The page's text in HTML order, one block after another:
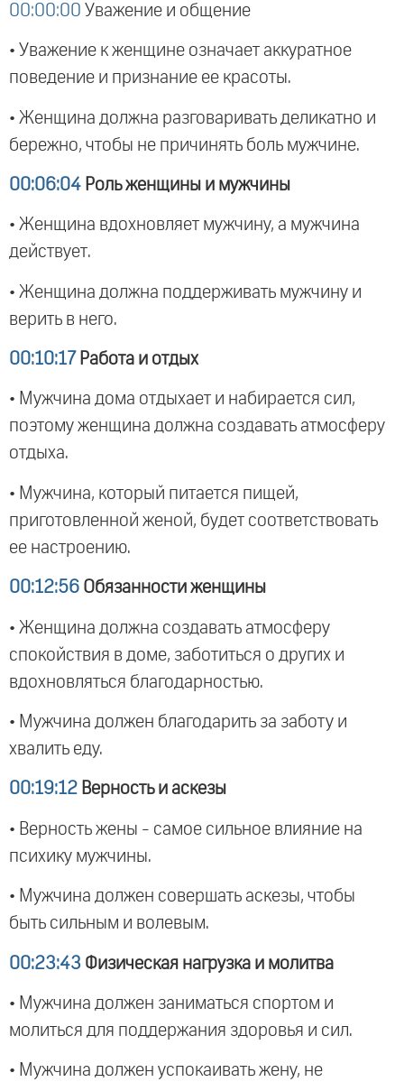
00:00:00 Уважение и общение
• Уважение к женщине означает аккуратное
поведение и признание ее красоты.
• Женщина должна разговаривать деликатно и
бережно, чтобы не причинять боль мужчине.
00:06:04 Роль женщины и мужчины
• Женщина вдохновляет мужчину, а мужчина
действует.
• Женщина должна поддерживать мужчину и
верить в него.
00:10:17 Работа и отдых
• Мужчина дома отдыхает и набирается сил,
поэтому женщина должна создавать атмосферу
отдыха.
• Мужчина, который питается пищей,
приготовленной женой, будет соответствовать
ее настроению.
00:12:56 Обязанности женщины
• Женщина должна создавать атмосферу
спокойствия в доме, заботиться о других и
вдохновляться благодарностью.
• Мужчина должен благодарить за заботу и
хвалить еду.
00:19:12 Верность и аскезы
• Верность жены - самое сильное влияние на
психику мужчины.
• Мужчина должен совершать аскезы, чтобы
быть сильным и волевым.
00:23:43 Физическая нагрузка и молитва
• Мужчина должен заниматься спортом и
молиться для поддержания здоровья и сил.
• Мужчина должен успокаивать жену, не